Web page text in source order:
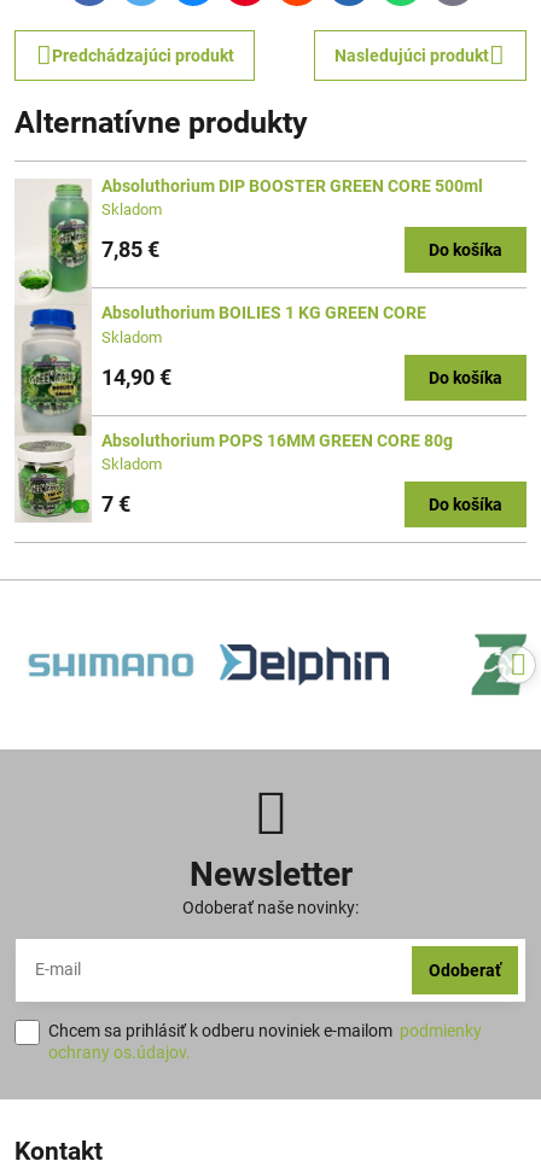
mail
Predchádzajúci produkt Nasledujúci produkt
Alternatívne produkty
Absoluthorium DIP BOOSTER GREEN CORE 500ml
Skladom
7,85 € Do košíka
Absoluthorium BOILIES 1 KG GREEN CORE
Skladom
14,90 € Do košíka
Absoluthorium POPS 16MM GREEN CORE 80g
Skladom
7 € Do košíka
Newsletter
Odoberať naše novinky:
Odoberať
Chcem sa prihlásiť k odberu noviniek e-mailom podmienky
ochrany os.údajov.
Kontakt